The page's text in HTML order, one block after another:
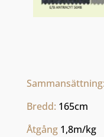
Sammansättning:
Bredd: 165cm
Åtgång 1,8m/kg